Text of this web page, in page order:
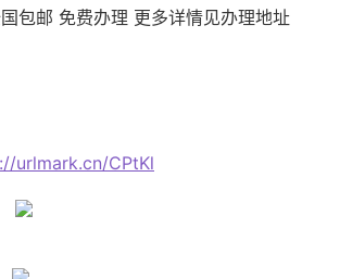
包邮 免费办理 更多详情见办理地址
urlmark.cn/CPtKl